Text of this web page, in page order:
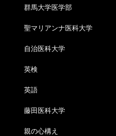
群馬大学医学部
聖マリアンナ医科大学
自治医科大学
英検
英語
藤田医科大学
親の心構え